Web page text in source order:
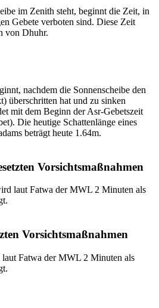
im Zenith steht, beginnt die Zeit, in
Gebete verboten sind. Diese Zeit
von Dhuhr.
nachdem die Sonnenscheibe den
überschritten hat und zu sinken
mit dem Beginn der Asr-Gebetszeit
Die heutige Schattenlänge eines
beträgt heute 1.64m.
Vorsichtsmaßnahmen
laut Fatwa der MWL 2 Minuten als
Vorsichtsmaßnahmen
Fatwa der MWL 2 Minuten als